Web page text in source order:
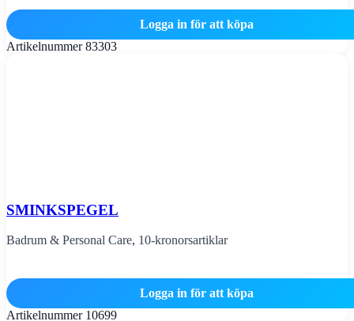
Logga in för att köpa
Artikelnummer83303
SMINKSPEGEL
Badrum & Personal Care, 10-kronorsartiklar
Logga in för att köpa
Artikelnummer 10699